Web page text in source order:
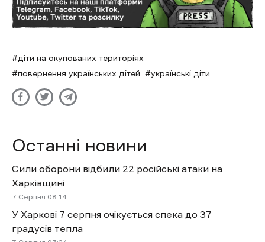
діти на окупованих територіях
повернення українських дітей
українські діти
Останні новини
Сили оборони відбили 22 російські атаки на
Харківщині
7 Cерпня 08:14
У Харкові 7 серпня очікується спека до 37
градусів тепла